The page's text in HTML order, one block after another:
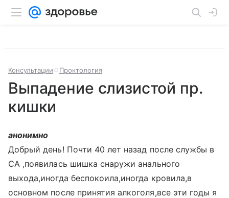
Консультации Проктология
Выпадение слизистой пр.
кишки
анонимно
Добрый день! Почти 40 лет назад после службы в
СА ,появилась шишка снаружи анального
выхода,иногда беспокоила,иногда кровила,в
основном после принятия алкоголя,все эти годы я